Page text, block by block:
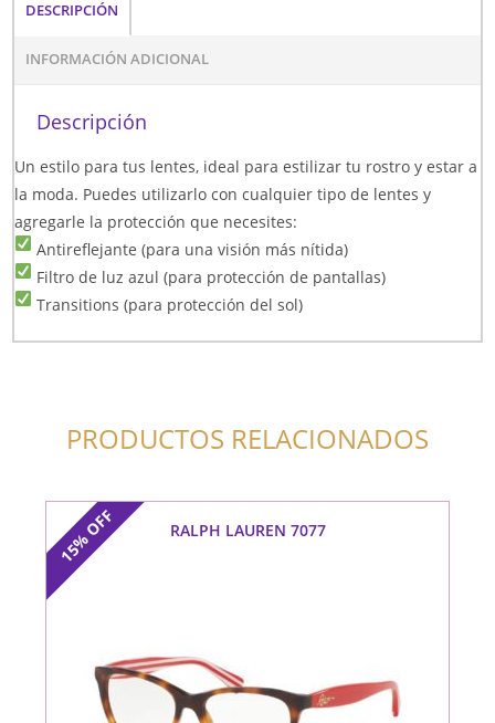
DESCRIPCIÓN
INFORMACIÓN ADICIONAL
Descripción
Un estilo para tus lentes, ideal para estilizar tu rostro y estar a
la moda. Puedes utilizarlo con cualquier tipo de lentes y
agregarle la protección que necesites:
Antireflejante (para una visión más nítida)
Filtro de luz azul (para protección de pantallas)
Transitions (para protección del sol)
PRODUCTOS RELACIONADOS
15%
OFF RALPH LAUREN 7077